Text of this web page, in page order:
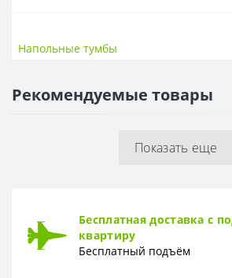
Высота
Напольные тумбы
Рекомендуемые товары
Показать еще
Бесплатная доставка с
квартиру
Бесплатный подъём